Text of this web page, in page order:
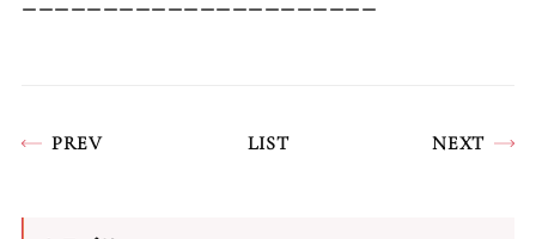
ーーーーーーーーーーーーーーーーーーーーーー
PREV LIST NEXT